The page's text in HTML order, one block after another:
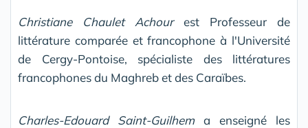
Christiane Chaulet Achour est Professeur de
littérature comparée et francophone à l'Université
de Cergy-Pontoise, spécialiste des littératures
francophones du Maghreb et des Caraïbes.
Charles-Edouard Saint-Guilhem a enseigné les